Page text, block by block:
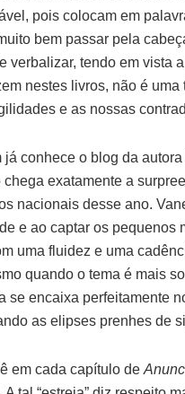
pois colocam em
bem passar pela
verbalizar, tendo em vista
nestes livros, não é
e as nossas
já conhece o blog da
chega exatamente a
nacionais desse ano.
e ao captar os
uma fluidez e uma
quando o tema é mais
se encaixa perfeitamente
as elipses prenhes de
em cada capítulo de